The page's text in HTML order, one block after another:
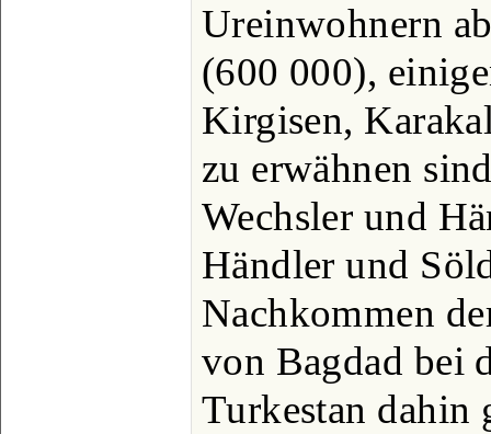
Ureinwohnern
(600 000),
Kirgisen,
zu erwähnen
Wechsler und
Händler und
Nachkommen
von Bagdad bei
Turkestan dahin